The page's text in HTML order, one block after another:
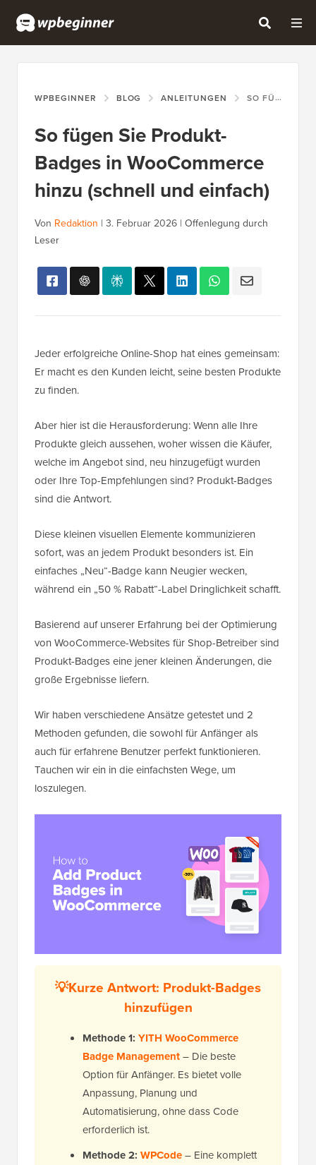
WPBEGINNER BLOG ANLEITUNGEN SO FÜGEN SIE PRODUKT-BADGES IN WOOCOMMERCE HINZU (SCHNELL UND EINFACH)
So fügen Sie Produkt-
Badges in WooCommerce
hinzu (schnell und einfach)
Von Redaktion | 3. Februar 2026 | Offenlegung durch
Leser
Jeder erfolgreiche Online-Shop hat eines gemeinsam:
Er macht es den Kunden leicht, seine besten Produkte
zu finden.
Aber hier ist die Herausforderung: Wenn alle Ihre
Produkte gleich aussehen, woher wissen die Käufer,
welche im Angebot sind, neu hinzugefügt wurden
oder Ihre Top-Empfehlungen sind? Produkt-Badges
sind die Antwort.
Diese kleinen visuellen Elemente kommunizieren
sofort, was an jedem Produkt besonders ist. Ein
einfaches „Neu“-Badge kann Neugier wecken,
während ein „50 % Rabatt“-Label Dringlichkeit schafft.
Basierend auf unserer Erfahrung bei der Optimierung
von WooCommerce-Websites für Shop-Betreiber sind
Produkt-Badges eine jener kleinen Änderungen, die
große Ergebnisse liefern.
Wir haben verschiedene Ansätze getestet und 2
Methoden gefunden, die sowohl für Anfänger als
auch für erfahrene Benutzer perfekt funktionieren.
Tauchen wir ein in die einfachsten Wege, um
loszulegen.
💡Kurze Antwort: Produkt-Badges
hinzufügen
Methode 1: YITH WooCommerce
Badge Management– Die beste
Option für Anfänger. Es bietet volle
Anpassung, Planung und
Automatisierung, ohne dass Code
erforderlich ist.
Methode 2: WPCode– Eine komplett